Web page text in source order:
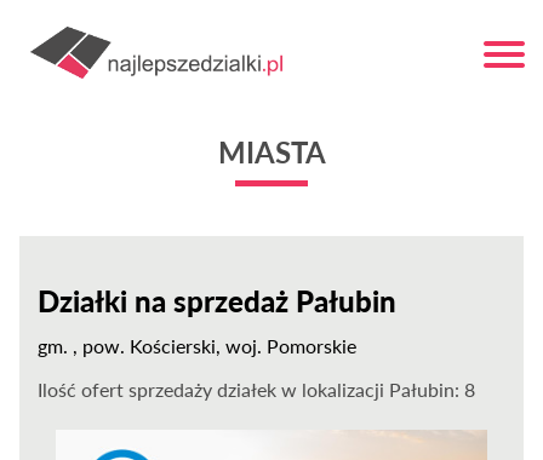
MIASTA
Działki na sprzedaż Pałubin
gm. , pow. Kościerski, woj. Pomorskie
Ilość ofert sprzedaży działek w lokalizacji Pałubin: 8